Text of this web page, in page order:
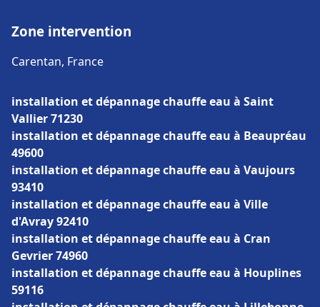
Zone intervention
Carentan, France
installation et dépannage chauffe eau à Saint
Vallier 71230
installation et dépannage chauffe eau à Beaupréau
49600
installation et dépannage chauffe eau à Vaujours
93410
installation et dépannage chauffe eau à Ville
d'Avray 92410
installation et dépannage chauffe eau à Cran
Gevrier 74960
installation et dépannage chauffe eau à Houplines
59116